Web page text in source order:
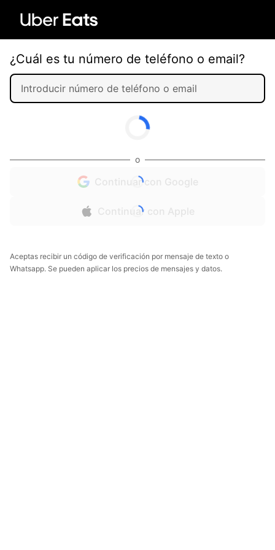
¿Cuál es tu número de teléfono o email?
o
Continuar con Google
Continuar con Apple
Aceptas recibir un código de verificación por mensaje de texto o
Whatsapp. Se pueden aplicar los precios de mensajes y datos.